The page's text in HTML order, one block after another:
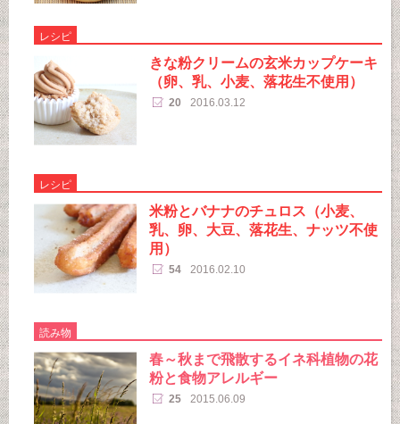
レシピ
きな粉クリームの玄米カップケーキ
（卵、乳、小麦、落花生不使用）
20 2016.03.12
レシピ
米粉とバナナのチュロス（小麦、
乳、卵、大豆、落花生、ナッツ不使
用）
54 2016.02.10
読み物
春～秋まで飛散するイネ科植物の花
粉と食物アレルギー
25 2015.06.09